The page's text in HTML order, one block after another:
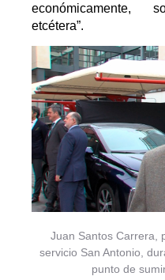
económicamente,
etcétera”.
Juan Santos Carrera,
servicio San Antonio,
punto de